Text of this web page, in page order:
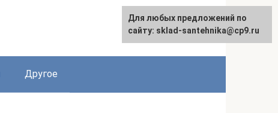
Другое
Для любых предложений по
сайту: sklad-santehnika@cp9.ru